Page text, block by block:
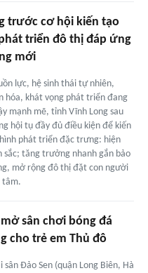
trước cơ hội kiến tạo
triển đô thị đáp ứng
mới
lực, hệ sinh thái tự nhiên,
hóa, khát vọng phát triển đang
mạnh mẽ, tỉnh Vĩnh Long sau
hội tụ đầy đủ điều kiện để kiến
phát triển đặc trưng: hiện
sắc; tăng trưởng nhanh gắn bảo
mở rộng đô thị đặt con người
tâm.
mở sân chơi bóng đá
cho trẻ em Thủ đô
sân Đảo Sen (quận Long Biên, Hà